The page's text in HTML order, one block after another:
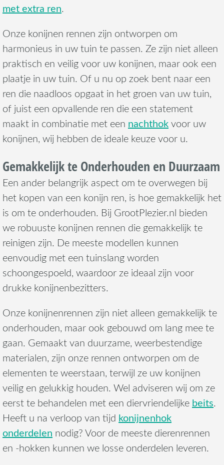
met extra ren.
Onze konijnen rennen zijn ontworpen om
harmonieus in uw tuin te passen. Ze zijn niet alleen
praktisch en veilig voor uw konijnen, maar ook een
plaatje in uw tuin. Of u nu op zoek bent naar een
ren die naadloos opgaat in het groen van uw tuin,
of juist een opvallende ren die een statement
maakt in combinatie met een nachthokvoor uw
konijnen, wij hebben de ideale keuze voor u.
Gemakkelijk te Onderhouden en Duurzaam
Een ander belangrijk aspect om te overwegen bij
het kopen van een konijn ren, is hoe gemakkelijk het
is om te onderhouden. Bij GrootPlezier.nl bieden
we robuuste konijnen rennen die gemakkelijk te
reinigen zijn. De meeste modellen kunnen
eenvoudig met een tuinslang worden
schoongespoeld, waardoor ze ideaal zijn voor
drukke konijnenbezitters.
Onze konijnenrennen zijn niet alleen gemakkelijk te
onderhouden, maar ook gebouwd om lang mee te
gaan. Gemaakt van duurzame, weerbestendige
materialen, zijn onze rennen ontworpen om de
elementen te weerstaan, terwijl ze uw konijnen
veilig en gelukkig houden. Wel adviseren wij om ze
eerst te behandelen met een diervriendelijke beits.
Heeft u na verloop van tijd konijnenhok
onderdelen nodig? Voor de meeste dierenrennen
en -hokken kunnen we losse onderdelen leveren.